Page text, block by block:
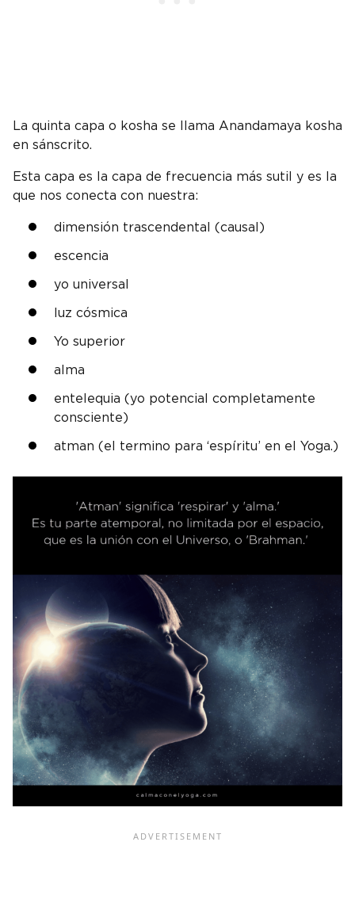
La quinta capa o kosha se llama Anandamaya kosha
en sánscrito.
Esta capa es la capa de frecuencia más sutil y es la
que nos conecta con nuestra:
dimensión trascendental (causal)
escencia
yo universal
luz cósmica
Yo superior
alma
entelequia (yo potencial completamente
consciente)
atman (el termino para ‘espíritu’ en el Yoga.)